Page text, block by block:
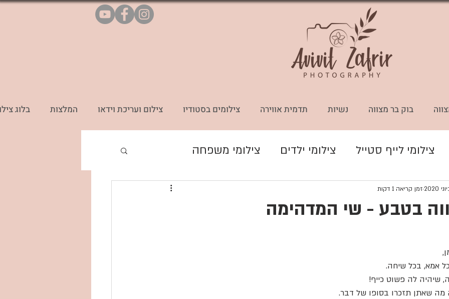
בוק בר מצווה נשיות תדמית אווירה צילומים בסטודיו צילום ועריכת וידאו המלצות בלוג
צילומי לייף סטייל צילומי ילדים צילומי משפחה
ואווירה
בטבע - שי המדהימה
זמן קריאה 1 דקות
אמא, בכל שיחה.
שיהיה לה פשוט כייף!
שאתן תזכרו בסופו של דבר.